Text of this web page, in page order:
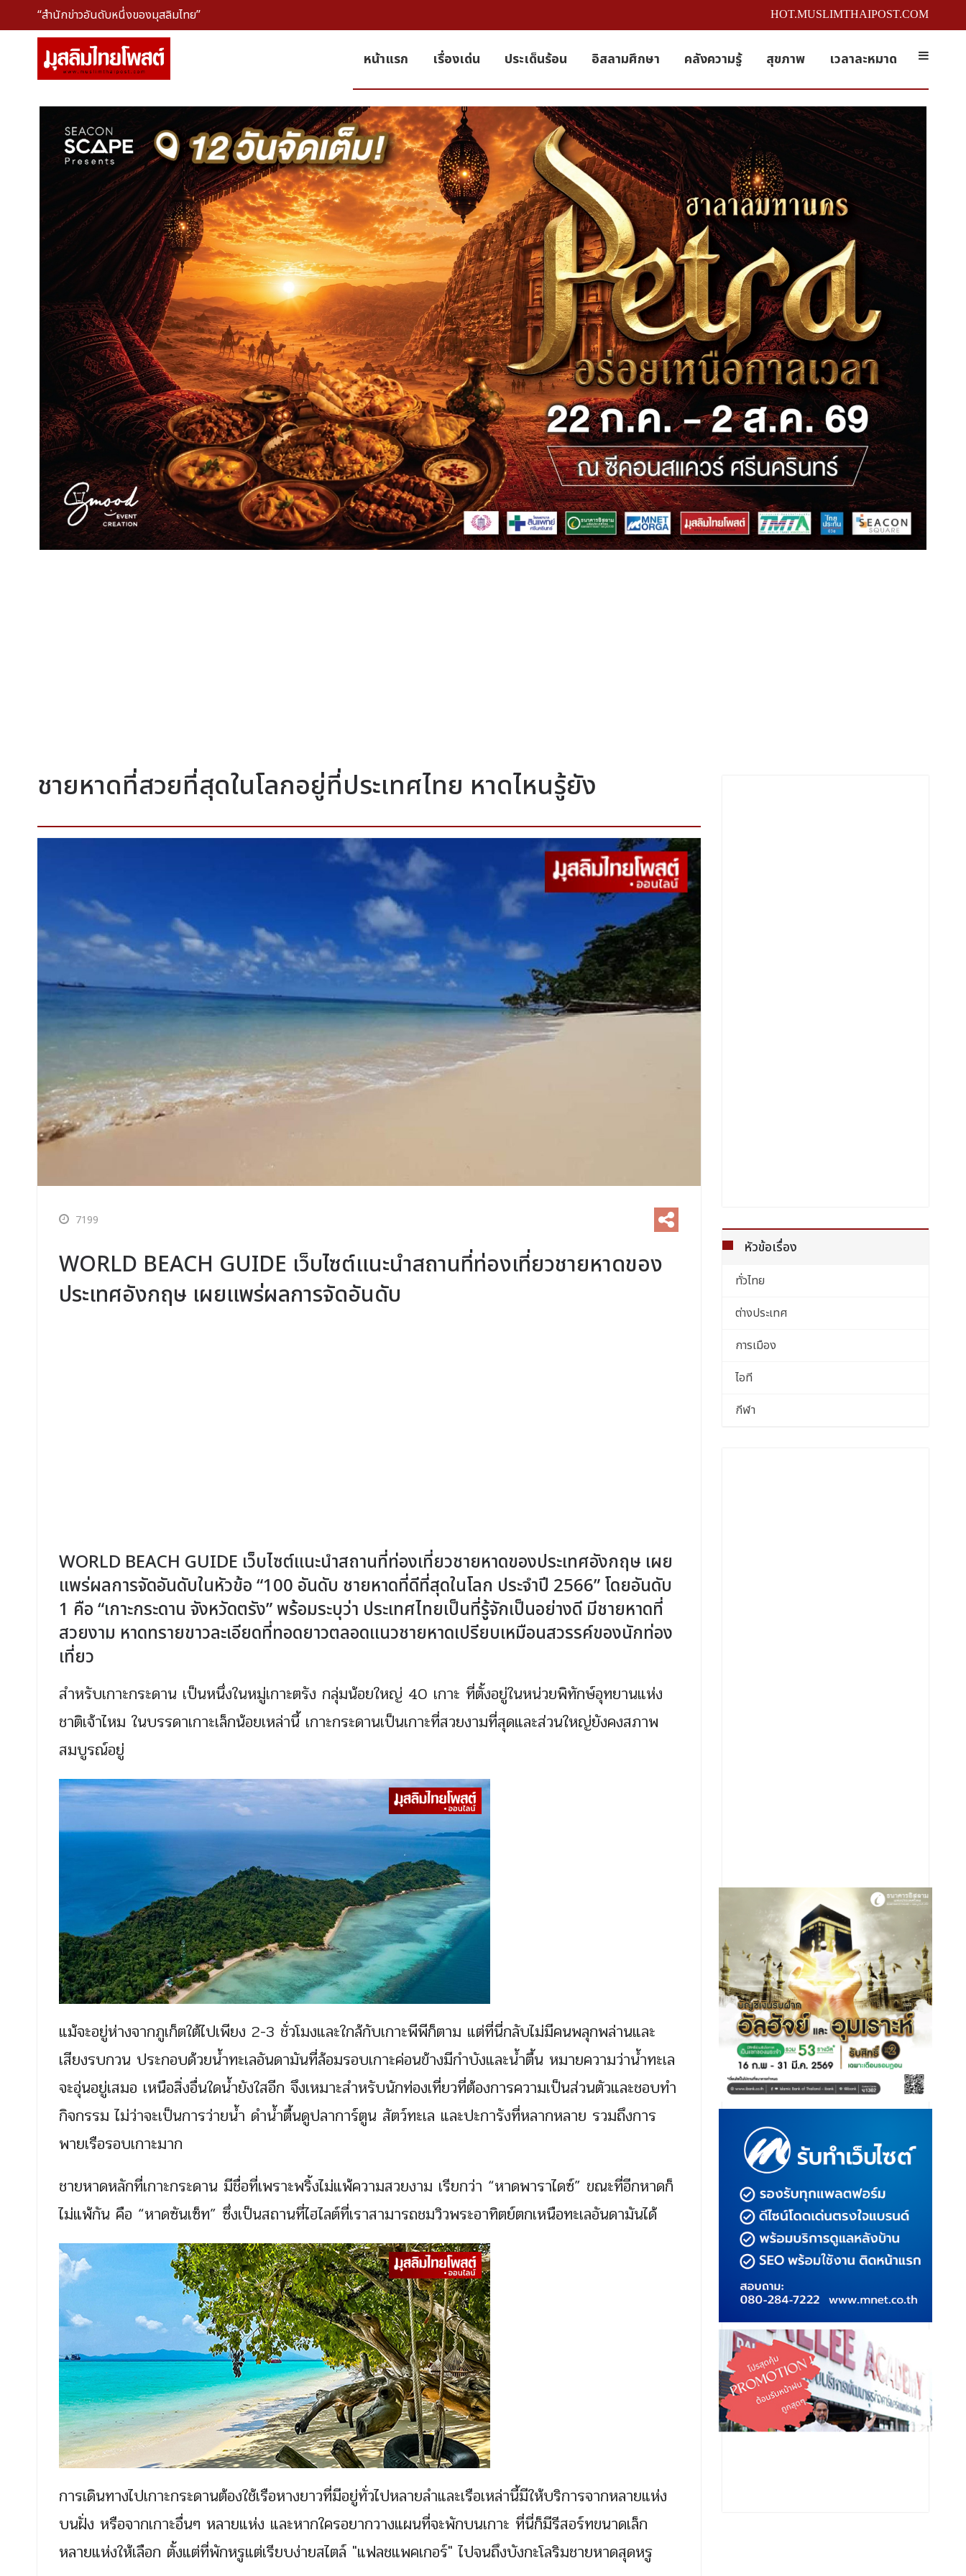
“สำนักข่าวอันดับหนึ่งของมุสลิมไทย” HOT.MUSLIMTHAIPOST.COM
หน้าแรก เรื่องเด่น ประเด็นร้อน อิสลามศึกษา คลังความรู้ สุขภาพ เวลาละหมาด
ชายหาดที่สวยที่สุดในโลกอยู่ที่ประเทศไทย หาดไหนรู้ยัง
7199
WORLD BEACH GUIDE เว็บไซต์แนะนำสถานที่ท่องเที่ยวชายหาดของ
ประเทศอังกฤษ เผยแพร่ผลการจัดอันดับ
WORLD BEACH GUIDE เว็บไซต์แนะนำสถานที่ท่องเที่ยวชายหาดของประเทศอังกฤษ เผย
แพร่ผลการจัดอันดับในหัวข้อ “100 อันดับ ชายหาดที่ดีที่สุดในโลก ประจำปี 2566” โดยอันดับ
1 คือ “เกาะกระดาน จังหวัดตรัง” พร้อมระบุว่า ประเทศไทยเป็นที่รู้จักเป็นอย่างดี มีชายหาดที่
สวยงาม หาดทรายขาวละเอียดที่ทอดยาวตลอดแนวชายหาดเปรียบเหมือนสวรรค์ของนักท่อง
เที่ยว
สำหรับเกาะกระดาน เป็นหนึ่งในหมู่เกาะตรัง กลุ่มน้อยใหญ่ 40 เกาะ ที่ตั้งอยู่ในหน่วยพิทักษ์อุทยานแห่ง
ชาติเจ้าไหม ในบรรดาเกาะเล็กน้อยเหล่านี้ เกาะกระดานเป็นเกาะที่สวยงามที่สุดและส่วนใหญ่ยังคงสภาพ
สมบูรณ์อยู่
แม้จะอยู่ห่างจากภูเก็ตใต้ไปเพียง 2-3 ชั่วโมงและใกล้กับเกาะพีพีก็ตาม แต่ที่นี่กลับไม่มีคนพลุกพล่านและ
เสียงรบกวน ประกอบด้วยน้ำทะเลอันดามันที่ล้อมรอบเกาะค่อนข้างมีกำบังและน้ำตื้น หมายความว่าน้ำทะเล
จะอุ่นอยู่เสมอ เหนือสิ่งอื่นใดน้ำยังใสอีก จึงเหมาะสำหรับนักท่องเที่ยวที่ต้องการความเป็นส่วนตัวและชอบทำ
กิจกรรม ไม่ว่าจะเป็นการว่ายน้ำ ดำน้ำตื้นดูปลาการ์ตูน สัตว์ทะเล และปะการังที่หลากหลาย รวมถึงการ
พายเรือรอบเกาะมาก
ชายหาดหลักที่เกาะกระดาน มีชื่อที่เพราะพริ้งไม่แพ้ความสวยงาม เรียกว่า “หาดพาราไดซ์” ขณะที่อีกหาดก็
ไม่แพ้กัน คือ “หาดซันเซ็ท” ซึ่งเป็นสถานที่ไฮไลต์ที่เราสามารถชมวิวพระอาทิตย์ตกเหนือทะเลอันดามันได้
การเดินทางไปเกาะกระดานต้องใช้เรือหางยาวที่มีอยู่ทั่วไปหลายลำและเรือเหล่านี้มีให้บริการจากหลายแห่ง
บนฝั่ง หรือจากเกาะอื่นๆ หลายแห่ง และหากใครอยากวางแผนที่จะพักบนเกาะ ที่นี่ก็มีรีสอร์ทขนาดเล็ก
หลายแห่งให้เลือก ตั้งแต่ที่พักหรูแต่เรียบง่ายสไตล์ "แฟลชแพคเกอร์" ไปจนถึงบังกะโลริมชายหาดสุดหรู
หัวข้อเรื่อง
ทั่วไทย
ต่างประเทศ
การเมือง
ไอที
กีฬา